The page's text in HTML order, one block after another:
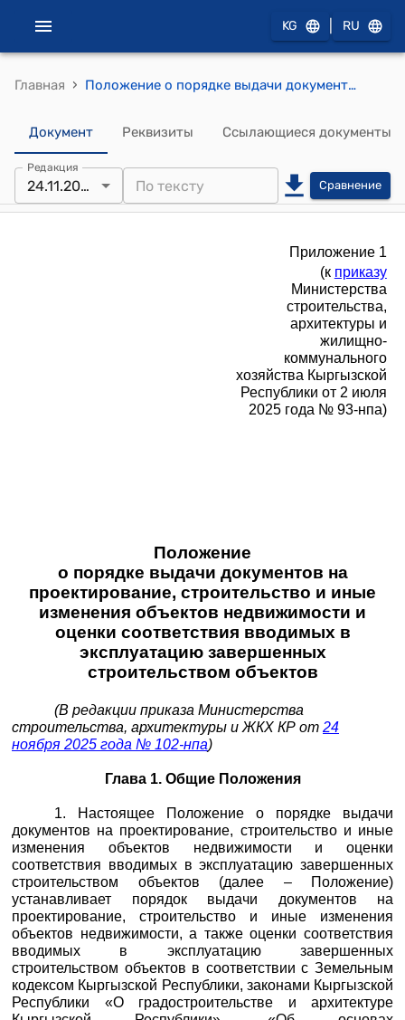
KG RU
Главная › Положение о порядке выдачи документов на проектирование, строительство и иные изменения объектов недвижимости и оценки соответствия вводимых в эксплуатацию завершенных строительством объектов (Приложение 1 к приказу Министерства строительства, архитектуры и жилищно-коммунального хозяйства КР от 2 июля 2025 года № 93-нпа)
Документ Реквизиты Ссылающиеся документы
Редакция
24.11.2025 Сравнение